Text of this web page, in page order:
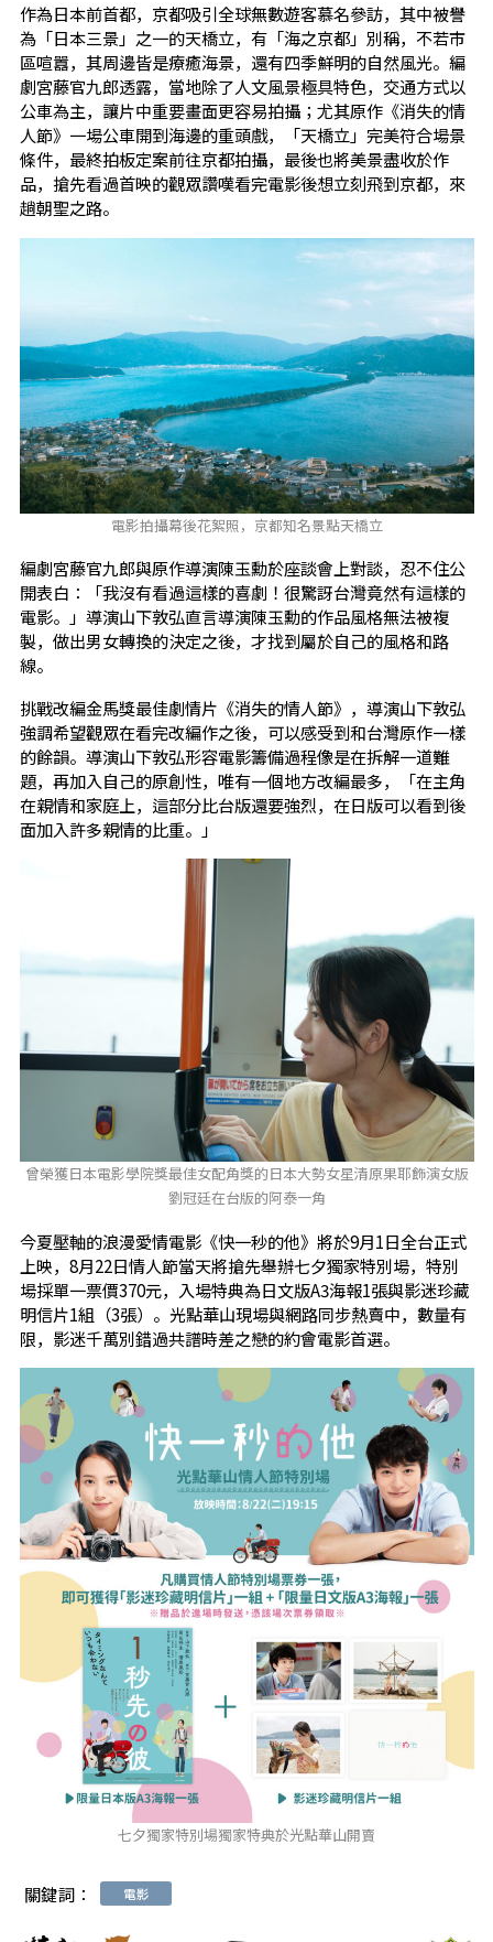
作為日本前首都，京都吸引全球無數遊客慕名參訪，其中被譽
為「日本三景」之一的天橋立，有「海之京都」別稱，不若市
區喧囂，其周邊皆是療癒海景，還有四季鮮明的自然風光。編
劇宮藤官九郎透露，當地除了人文風景極具特色，交通方式以
公車為主，讓片中重要畫面更容易拍攝；尤其原作《消失的情
人節》一場公車開到海邊的重頭戲，「天橋立」完美符合場景
條件，最終拍板定案前往京都拍攝，最後也將美景盡收於作
品，搶先看過首映的觀眾讚嘆看完電影後想立刻飛到京都，來
趟朝聖之路。
電影拍攝幕後花絮照，京都知名景點天橋立
編劇宮藤官九郎與原作導演陳玉勳於座談會上對談，忍不住公
開表白：「我沒有看過這樣的喜劇！很驚訝台灣竟然有這樣的
電影。」導演山下敦弘直言導演陳玉勳的作品風格無法被複
製，做出男女轉換的決定之後，才找到屬於自己的風格和路
線。
挑戰改編金馬獎最佳劇情片《消失的情人節》，導演山下敦弘
強調希望觀眾在看完改編作之後，可以感受到和台灣原作一樣
的餘韻。導演山下敦弘形容電影籌備過程像是在拆解一道難
題，再加入自己的原創性，唯有一個地方改編最多，「在主角
在親情和家庭上，這部分比台版還要強烈，在日版可以看到後
面加入許多親情的比重。」
曾榮獲日本電影學院獎最佳女配角獎的日本大勢女星清原果耶飾演女版
劉冠廷在台版的阿泰一角
今夏壓軸的浪漫愛情電影《快一秒的他》將於9月1日全台正式
上映，8月22日情人節當天將搶先舉辦七夕獨家特別場，特別
場採單一票價370元，入場特典為日文版A3海報1張與影迷珍藏
明信片1組（3張）。光點華山現場與網路同步熱賣中，數量有
限，影迷千萬別錯過共譜時差之戀的約會電影首選。
七夕獨家特別場獨家特典於光點華山開賣
關鍵詞： 電影